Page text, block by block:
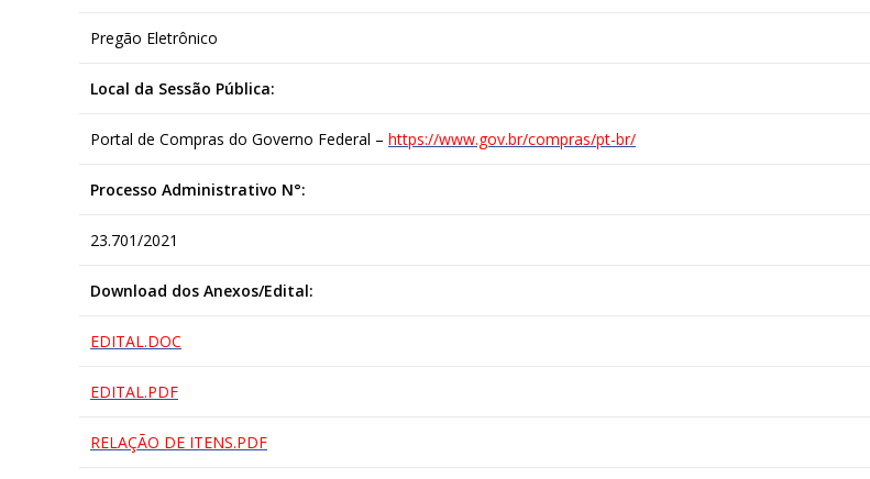
Pregão Eletrônico
Local da Sessão Pública:
Portal de Compras do Governo Federal – https://www.gov.br/compras/pt-br/
Processo Administrativo N°:
23.701/2021
Download dos Anexos/Edital:
EDITAL.DOC
EDITAL.PDF
RELAÇÃO DE ITENS.PDF